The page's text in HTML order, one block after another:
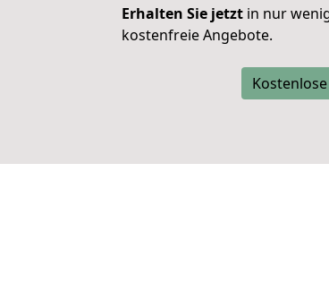
Erhalten Sie jetzt in nur
kostenfreie Angebote.